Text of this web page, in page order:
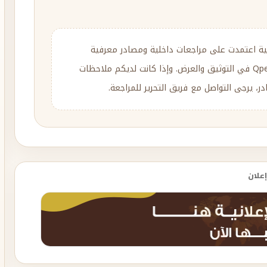
اعتمدت على مراجعات داخلية ومصادر معرفية
متنوعة، مع إعادة الصياغة والتحرير وفق منهج Qpedia في التوثيق والعرض. وإذا كانت لديكم ملاحظات
يرجى التواصل مع فريق التحرير للمراجعة.
إعلان